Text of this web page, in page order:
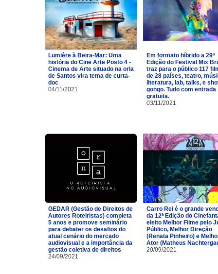
Lumière à Beira-Mar: Uma
história do Cine Arte Posto 4 -
Cinema de Arte situado na orla
de Santos vira tema de curta-
doc
04/11/2021
Em formato híbrido a 29ª
Edição do Festival Mix
traz para o público 117
de 28 países, teatro,
literatura, lab, talks, e
gongo. Tudo com entrada
gratuita.
03/11/2021
GEDAR (Gestão de Direitos de
Autores Roteiristas) completa
5 anos e promove seminário
para debater os desafios do
atual cenário do mercado
audiovisual e a importância da
gestão coletiva de direitos
24/09/2021
Carro Rei é o grande
da 12ª Edição do
eleito Melhor Filme pelo
Público, Melhor Direção
(Renata Pinheiro) e
Ator (Matheus
20/09/2021